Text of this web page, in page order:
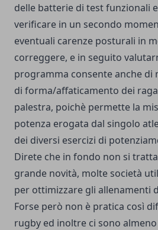
delle batterie di test funzionali
verificare in un secondo
eventuali carenze posturali in
correggere, e in seguito
programma consente anche
di forma/affaticamento dei
palestra, poichè permette la
potenza erogata dal singolo
dei diversi esercizi di
Direte che in fondo non si
grande novità, molte società
per ottimizzare gli allenamenti
Forse però non è pratica così
rugby ed inoltre ci sono